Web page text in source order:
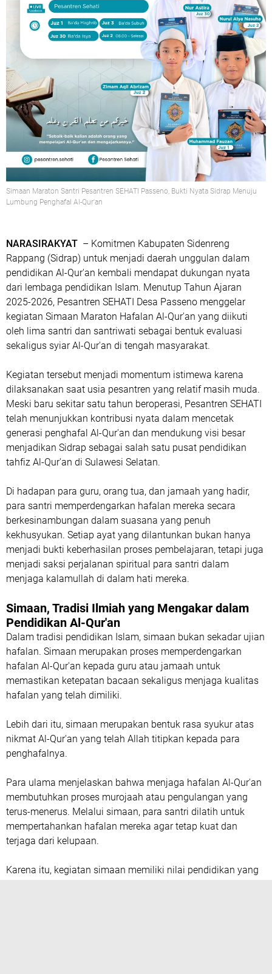
Simaan Maraton Santri Pesantren SEHATI Passeno, Bukti Nyata Sidrap Menuju
Lumbung Penghafal Al-Qur'an
NARASIRAKYAT – Komitmen Kabupaten Sidenreng
Rappang (Sidrap) untuk menjadi daerah unggulan dalam
pendidikan Al-Qur'an kembali mendapat dukungan nyata
dari lembaga pendidikan Islam. Menutup Tahun Ajaran
2025-2026, Pesantren SEHATI Desa Passeno menggelar
kegiatan Simaan Maraton Hafalan Al-Qur'an yang diikuti
oleh lima santri dan santriwati sebagai bentuk evaluasi
sekaligus syiar Al-Qur'an di tengah masyarakat.
Kegiatan tersebut menjadi momentum istimewa karena
dilaksanakan saat usia pesantren yang relatif masih muda.
Meski baru sekitar satu tahun beroperasi, Pesantren SEHATI
telah menunjukkan kontribusi nyata dalam mencetak
generasi penghafal Al-Qur'an dan mendukung visi besar
menjadikan Sidrap sebagai salah satu pusat pendidikan
tahfiz Al-Qur'an di Sulawesi Selatan.
Di hadapan para guru, orang tua, dan jamaah yang hadir,
para santri memperdengarkan hafalan mereka secara
berkesinambungan dalam suasana yang penuh
kekhusyukan. Setiap ayat yang dilantunkan bukan hanya
menjadi bukti keberhasilan proses pembelajaran, tetapi juga
menjadi saksi perjalanan spiritual para santri dalam
menjaga kalamullah di dalam hati mereka.
Simaan, Tradisi Ilmiah yang Mengakar dalam
Pendidikan Al-Qur'an
Dalam tradisi pendidikan Islam, simaan bukan sekadar ujian
hafalan. Simaan merupakan proses memperdengarkan
hafalan Al-Qur'an kepada guru atau jamaah untuk
memastikan ketepatan bacaan sekaligus menjaga kualitas
hafalan yang telah dimiliki.
Lebih dari itu, simaan merupakan bentuk rasa syukur atas
nikmat Al-Qur'an yang telah Allah titipkan kepada para
penghafalnya.
Para ulama menjelaskan bahwa menjaga hafalan Al-Qur'an
membutuhkan proses murojaah atau pengulangan yang
terus-menerus. Melalui simaan, para santri dilatih untuk
mempertahankan hafalan mereka agar tetap kuat dan
terjaga dari kelupaan.
Karena itu, kegiatan simaan memiliki nilai pendidikan yang